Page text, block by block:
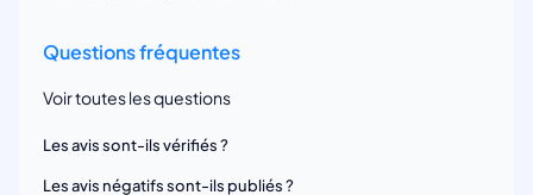
Questions fréquentes
Voir toutes les questions
Les avis sont-ils vérifiés ?
Les avis négatifs sont-ils publiés ?